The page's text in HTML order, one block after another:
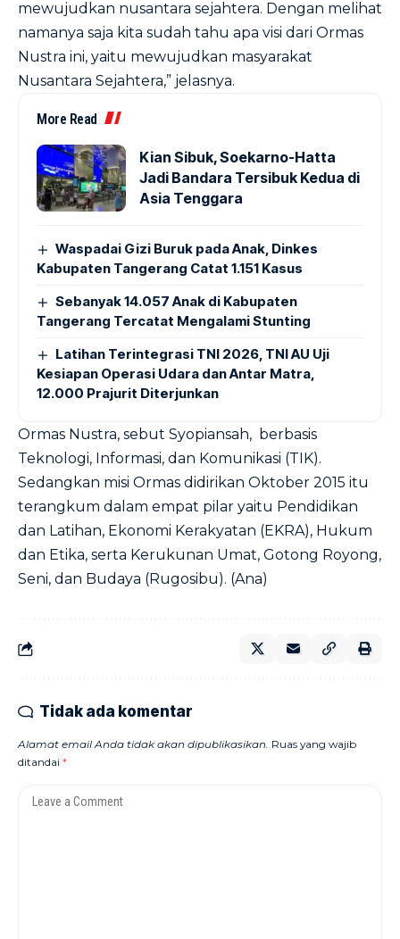
mewujudkan nusantara sejahtera. Dengan melihat
namanya saja kita sudah tahu apa visi dari Ormas
Nustra ini, yaitu mewujudkan masyarakat
Nusantara Sejahtera,” jelasnya.
More Read
Kian Sibuk, Soekarno-Hatta
Jadi Bandara Tersibuk Kedua di
Asia Tenggara
Waspadai Gizi Buruk pada Anak, Dinkes
Kabupaten Tangerang Catat 1.151 Kasus
Sebanyak 14.057 Anak di Kabupaten
Tangerang Tercatat Mengalami Stunting
Latihan Terintegrasi TNI 2026, TNI AU Uji
Kesiapan Operasi Udara dan Antar Matra,
12.000 Prajurit Diterjunkan
Ormas Nustra, sebut Syopiansah, berbasis
Teknologi, Informasi, dan Komunikasi (TIK).
Sedangkan misi Ormas didirikan Oktober 2015 itu
terangkum dalam empat pilar yaitu Pendidikan
dan Latihan, Ekonomi Kerakyatan (EKRA), Hukum
dan Etika, serta Kerukunan Umat, Gotong Royong,
Seni, dan Budaya (Rugosibu). (Ana)
Tidak ada komentar
Alamat email Anda tidak akan dipublikasikan. Ruas yang wajib
ditandai *